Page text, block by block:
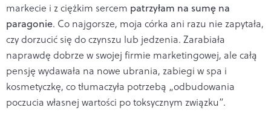
markecie i z ciężkim sercem patrzyłam na sumę na
paragonie. Co najgorsze, moja córka ani razu nie zapytała,
czy dorzucić się do czynszu lub jedzenia. Zarabiała
naprawdę dobrze w swojej firmie marketingowej, ale całą
pensję wydawała na nowe ubrania, zabiegi w spa i
kosmetyczkę, co tłumaczyła potrzebą „odbudowania
poczucia własnej wartości po toksycznym związku”.